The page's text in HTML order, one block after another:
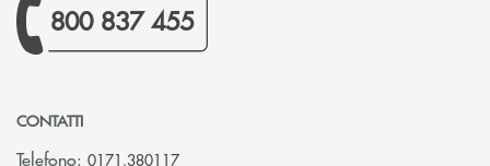
800 837 455
CONTATTI
Telefono: 0171.380117